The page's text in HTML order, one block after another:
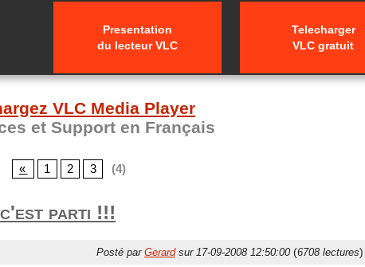
Presentation
du lecteur VLC
Telecharger
VLC gratuit
VLC Media Player
et Support en Français
« 1 2 3 (4)
parti !!!
Posté par Gerard sur 17-09-2008 12:50:00 (6708 lectures)